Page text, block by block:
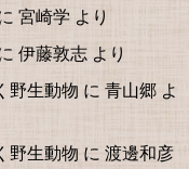
宮崎学 より
伊藤敦志 より
野生動物 に 青山郷 よ
野生動物 に 渡邊和彦